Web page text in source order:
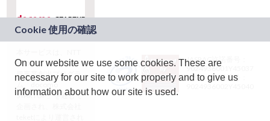
ドコモグループの新
規事業創出プログラ
ム「docomo
STARTUP」を通じて
JASRAC許諾番号：
9024936001Y45037
JASRAC許諾番号：
On our website we use some cookies. These are
necessary for our site to work properly and to give us
information about how our site is used.